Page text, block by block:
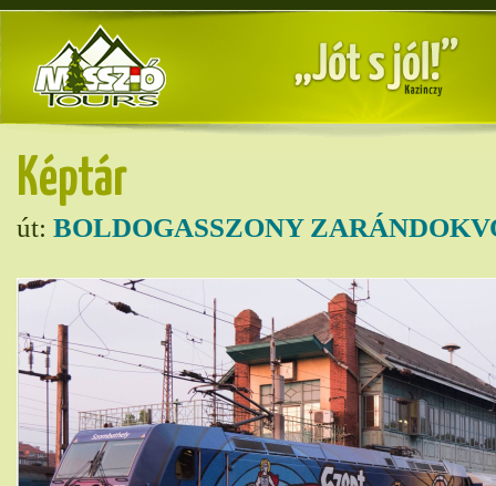
Képtár
út: BOLDOGASSZONY